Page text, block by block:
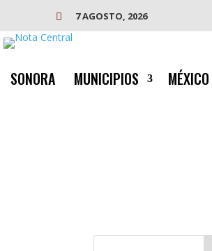
 7 AGOSTO, 2026
SONORA MUNICIPIOS MÉXICO